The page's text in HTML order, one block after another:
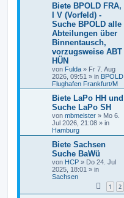
Biete BPOLD FRA,
I V (Vorfeld) -
Suche BPOLD alle
Abteilungen über
Binnentausch,
vorzugsweise ABT
HÜN
von Fulda » Fr 7. Aug
2026, 09:51 » in BPOLD
Flughafen Frankfurt/M
Biete LaPo HH und
Suche LaPo SH
von mbmeister » Mo 6.
Jul 2026, 21:08 » in
Hamburg
Biete Sachsen
Suche BaWü
von HCP » Do 24. Jul
2025, 18:01 » in
Sachsen
1 2